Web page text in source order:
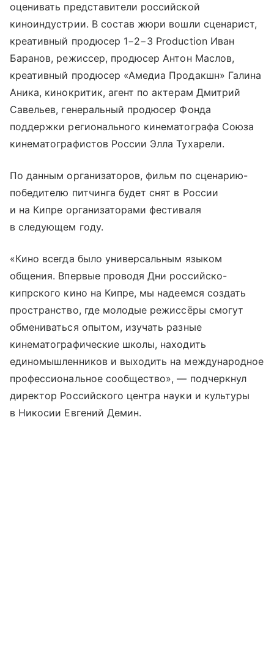
оценивать представители российской
киноиндустрии. В состав жюри вошли сценарист,
креативный продюсер 1−2−3 Production Иван
Баранов, режиссер, продюсер Антон Маслов,
креативный продюсер «Амедиа Продакшн» Галина
Аника, кинокритик, агент по актерам Дмитрий
Савельев, генеральный продюсер Фонда
поддержки регионального кинематографа Союза
кинематографистов России Элла Тухарели.
По данным организаторов, фильм по сценарию-
победителю питчинга будет снят в России
и на Кипре организаторами фестиваля
в следующем году.
«Кино всегда было универсальным языком
общения. Впервые проводя Дни российско-
кипрского кино на Кипре, мы надеемся создать
пространство, где молодые режиссёры смогут
обмениваться опытом, изучать разные
кинематографические школы, находить
единомышленников и выходить на международное
профессиональное сообщество», — подчеркнул
директор Российского центра науки и культуры
в Никосии Евгений Демин.